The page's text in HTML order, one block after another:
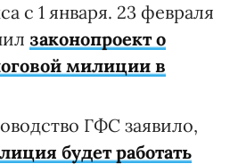
с 1 января. 23 февраля
законопроект о
милиции в
ГФС заявило,
будет работать